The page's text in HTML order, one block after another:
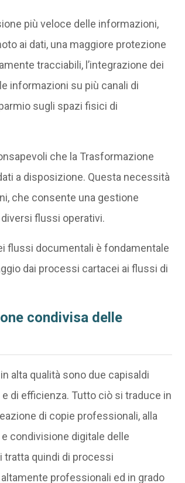
più veloce delle informazioni,
ai dati, una maggiore protezione
tracciabili, l’integrazione dei
informazioni su più canali di
sugli spazi fisici di
che la Trasformazione
a disposizione. Questa necessità
che consente una gestione
flussi operativi.
flussi documentali è fondamentale
dai processi cartacei ai flussi di
condivisa delle
alta qualità sono due capisaldi
di efficienza. Tutto ciò si traduce in
di copie professionali, alla
condivisione digitale delle
tratta quindi di processi
professionali ed in grado